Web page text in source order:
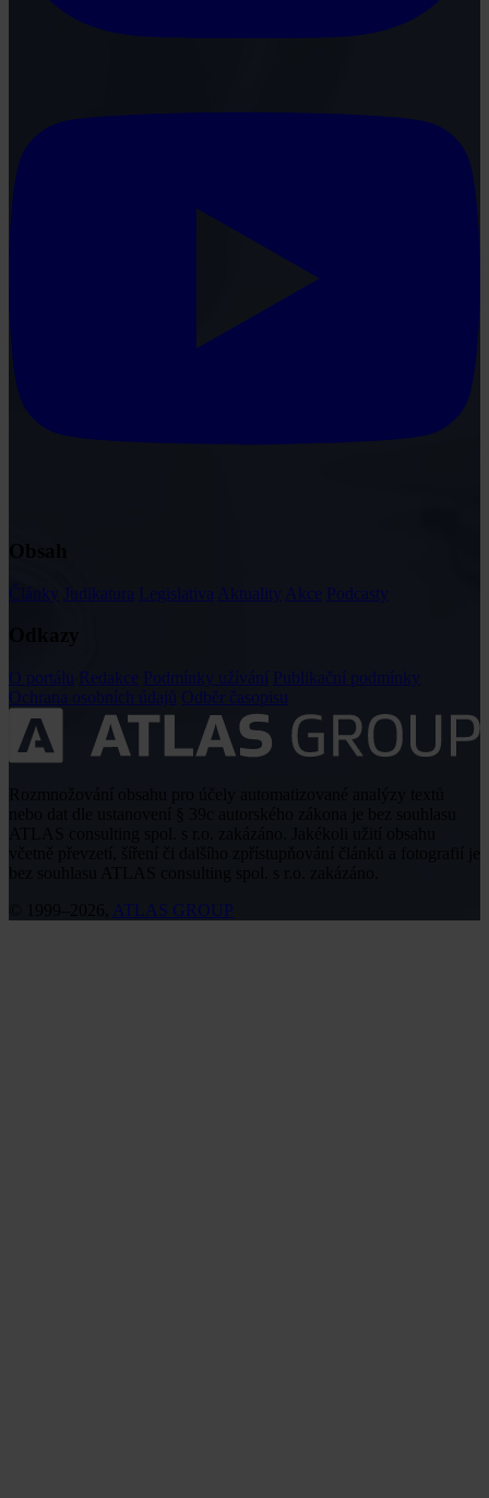
Články Judikatura Legislativa Aktuality Akce Podcasty
O portálu Redakce Podmínky užívání Publikační podmínky
Ochrana osobních údajů Odběr časopisu
včetně převzetí, šíření či dalšího zpřístupňování článků a fotografií je
ATLAS GROUP